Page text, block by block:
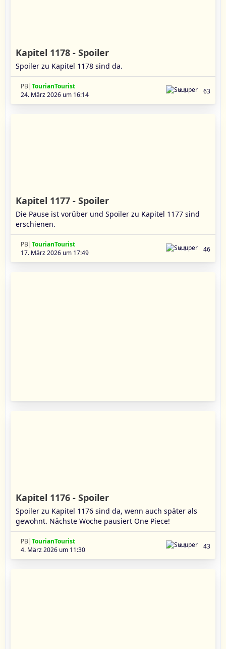
Kapitel 1178 - Spoiler
Spoiler zu Kapitel 1178 sind da.
PB|TourianTourist
24. März 2026 um 16:14
1 63
Kapitel 1177 - Spoiler
Die Pause ist vorüber und Spoiler zu Kapitel 1177 sind
erschienen.
PB|TourianTourist
17. März 2026 um 17:49
1 46
Kapitel 1176 - Spoiler
Spoiler zu Kapitel 1176 sind da, wenn auch später als
gewohnt. Nächste Woche pausiert One Piece!
PB|TourianTourist
4. März 2026 um 11:30
1 43